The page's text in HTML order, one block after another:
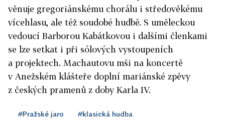
věnuje gregoriánskému chorálu i středověkému
vícehlasu, ale též soudobé hudbě. S uměleckou
vedoucí Barborou Kabátkovou i dalšími členkami
se lze setkat i při sólových vystoupeních
a projektech. Machautovu mši na koncertě
v Anežském klášteře doplní mariánské zpěvy
z českých pramenů z doby Karla IV.
#Pražské jaro #klasická hudba